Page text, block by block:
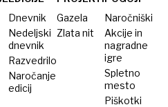
ki
niso
preveliki
Dnevnik
Nedeljski
dnevnik
Razvedrilo
Naročanje
edicij
Gazela
Zlata nit
Naročniški
Akcije in
nagradne
igre
Spletno
mesto
Piškotki